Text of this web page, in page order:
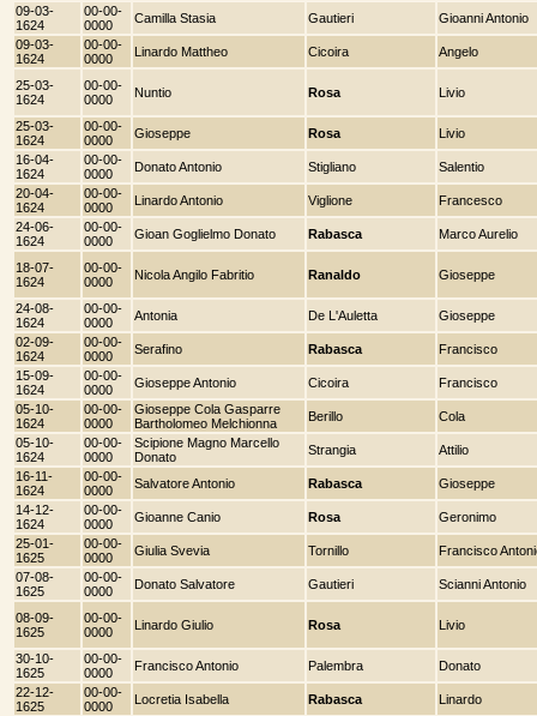
09-03-
1624
00-00-
0000
Camilla Stasia Gautieri
Gioanni Antonio
09-03-
1624
00-00-
0000
Linardo Mattheo Cicoira Angelo
25-03-
1624
00-00-
0000
Nuntio Rosa Livio
25-03-
1624
00-00-
0000
Gioseppe Rosa
Livio
16-04-
1624
00-00-
0000
Donato Antonio Stigliano
Salentio
20-04-
1624
00-00-
0000
Linardo Antonio Viglione
Francesco
24-06-
1624
00-00-
0000
Gioan Goglielmo Donato Rabasca Marco Aurelio
18-07-
1624
00-00-
0000
Nicola Angilo Fabritio Ranaldo Gioseppe
24-08-
1624
00-00-
0000
Antonia De L'Auletta
Gioseppe
02-09-
1624
00-00-
0000
Serafino Rabasca
Francisco
15-09-
1624
00-00-
0000
Gioseppe Antonio Cicoira
Francisco
05-10-
1624
00-00-
0000
Gioseppe Cola Gasparre
Bartholomeo Melchionna
Berillo
Cola
05-10-
1624
00-00-
0000
Scipione Magno Marcello
Donato
Strangia
Attilio
16-11-
1624
00-00-
0000
Salvatore Antonio Rabasca
Gioseppe
14-12-
1624
00-00-
0000
Gioanne Canio Rosa
Geronimo
25-01-
1625
00-00-
0000
Giulia Svevia Tornillo
Francisco
07-08-
1625
00-00-
0000
Donato Salvatore Gautieri Scianni Antonio
08-09-
1625
00-00-
0000
Linardo Giulio Rosa Livio
30-10-
1625
00-00-
0000
Francisco Antonio Palembra
Donato
22-12-
1625
00-00-
0000
Locretia Isabella Rabasca
Linardo